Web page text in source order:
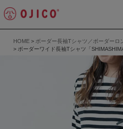
HOME
ボーダー長袖Tシャツ／ボーダーロ
ボーダーワイド長袖Tシャツ「